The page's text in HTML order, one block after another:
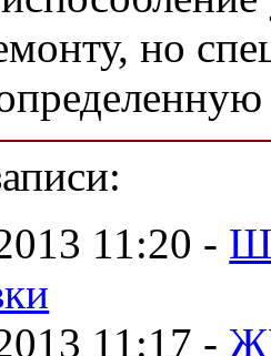
но
11:20 -
11:17 -